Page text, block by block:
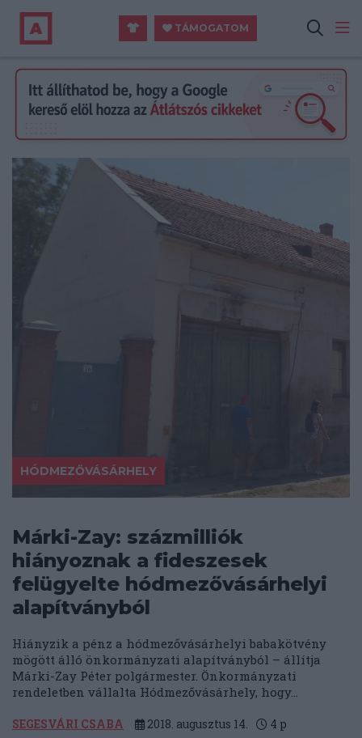
TÁMOGATOM
HÓDMEZŐVÁSÁRHELY
Márki-Zay: százmilliók
hiányoznak a fideszesek
felügyelte hódmezővásárhelyi
alapítványból
Hiányzik a pénz a hódmezővásárhelyi babakötvény
mögött álló önkormányzati alapítványból – állítja
Márki-Zay Péter polgármester. Önkormányzati
rendeletben vállalta Hódmezővásárhely, hogy...
SEGESVÁRI CSABA 2018. augusztus 14. 4 p